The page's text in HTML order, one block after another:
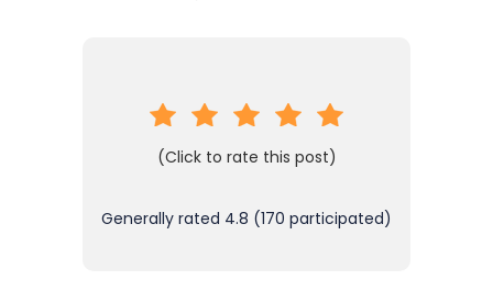
(Click to rate this post)
Generally rated 4.8 (170 participated)